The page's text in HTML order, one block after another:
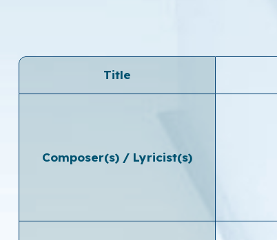
Title
Composer(s) / Lyricist(s)